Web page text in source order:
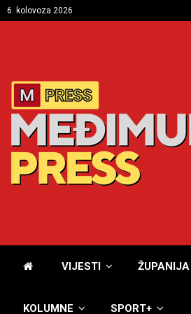
6. kolovoza 2026
VIJESTI ŽUPANIJA
KOLUMNE SPORT+